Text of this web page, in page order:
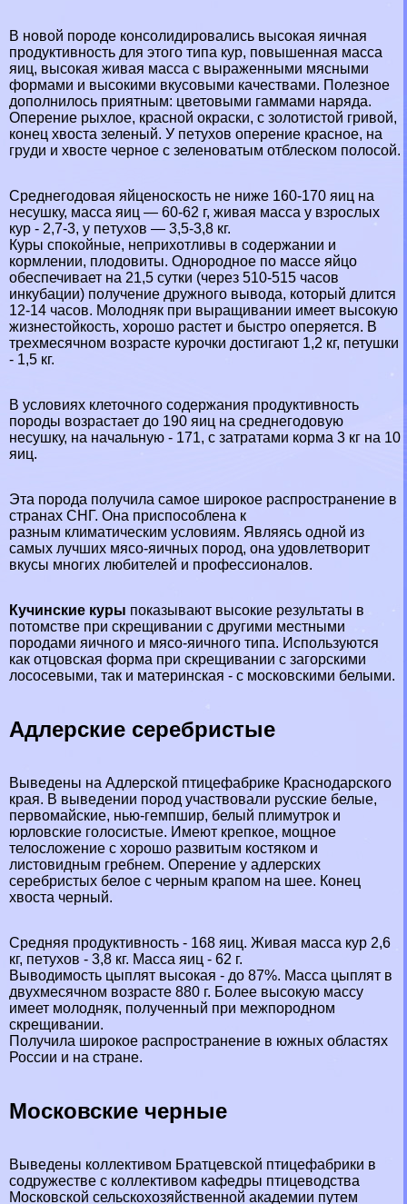
В новой породе консолидировались высокая яичная
продуктивность для этого типа кур, повышенная масса
яиц, высокая живая масса с выраженными мясными
формами и высокими вкусовыми качествами. Полезное
дополнилось приятным: цветовыми гаммами наряда.
Оперение рыхлое, красной окраски, с золотистой гривой,
конец хвоста зеленый. У пeтyxов оперение красное, на
гpyди и хвосте черное с зеленоватым отблеском полосой.
Среднегодовая яйценоскость не ниже 160-170 яиц на
несушку, масса яиц — 60-62 г, живая масса у взрослых
кур - 2,7-3, у пeтyxов — 3,5-3,8 кг.
Куры спокойные, неприхотливы в содержании и
кормлении, плодовиты. Однородное по массе яйцо
обеспечивает на 21,5 сутки (через 510-515 часов
инкубации) получение дружного вывода, который длится
12-14 часов. Молодняк при выращивании имеет высокую
жизнестойкость, хорошо растет и быстро оперяется. В
трехмecячном возрасте курочки достигают 1,2 кг, петушки
- 1,5 кг.
В условиях клеточного содержания продуктивность
породы возрастает до 190 яиц на среднегодовую
несушку, на начальную - 171, с затратами корма 3 кг на 10
яиц.
Эта порода получила самое широкое распространение в
странах СНГ. Она приспособлена к
разным климатическим условиям. Являясь одной из
самых лучших мясо-яичных пород, она удовлетворит
вкусы многих любителей и профессионалов.
Кучинские куры показывают высокие результаты в
потомстве при скрещивании с другими местными
породами яичного и мясо-яичного типа. Используются
как отцовская форма при скрещивании с загорскими
лососевыми, так и материнская - с московскими белыми.
Адлерские серебристые
Выведены на Адлерской птицефабрике Краснодарского
края. В выведении пород участвовали русские белые,
первомайские, нью-гемпшир, белый плимутрок и
юрловские голосистые. Имеют крепкое, мощное
телосложение с хорошо развитым костяком и
листовидным гребнем. Оперение у адлерских
серебристых белое с черным крапом на шее. Конец
хвоста черный.
Средняя продуктивность - 168 яиц. Живая масса кур 2,6
кг, пeтyxов - 3,8 кг. Масса яиц - 62 г.
Выводимость цыплят высокая - до 87%. Масса цыплят в
двухмecячном возрасте 880 г. Более высокую массу
имеет молодняк, полученный при межпородном
скрещивании.
Получила широкое распространение в южных областях
России и на стране.
Московские черные
Выведены коллективом Братцевской птицефабрики в
содружестве с коллективом кафедры птицеводства
Московской сельскохозяйственной академии путем